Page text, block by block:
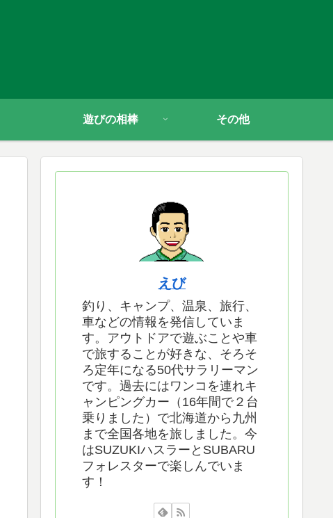
遊びの相棒 その他
えび
釣り、キャンプ、温泉、旅行、
車などの情報を発信していま
す。アウトドアで遊ぶことや車
で旅することが好きな、そろそ
ろ定年になる50代サラリーマン
です。過去にはワンコを連れキ
ャンピングカー（16年間で２台
乗りました）で北海道から九州
まで全国各地を旅しました。今
はSUZUKIハスラーとSUBARU
フォレスターで楽しんでいま
す！